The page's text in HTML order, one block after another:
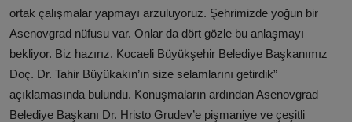
ortak çalışmalar yapmayı arzuluyoruz. Şehrimizde yoğun bir
Asenovgrad nüfusu var. Onlar da dört gözle bu anlaşmayı
bekliyor. Biz hazırız. Kocaeli Büyükşehir Belediye Başkanımız
Doç. Dr. Tahir Büyükakın’ın size selamlarını getirdik”
açıklamasında bulundu. Konuşmaların ardından Asenovgrad
Belediye Başkanı Dr. Hristo Grudev’e pişmaniye ve çeşitli